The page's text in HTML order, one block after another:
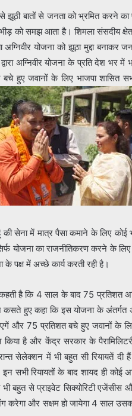
को समझ आता है। शिमला संसदीय
योजना को झूठा मुद्दा बनाकर
अग्निवीर योजना के प्रति देश भर में
हुए जवानों के लिए भाजपा शासित
सेना में मात्र पैसा कमाने के लिए कोई
योजना का राजनीतिकरण करने के
पक्ष में अच्छे कार्य करती रही है।
है कि 4 साल के बाद 75 प्रतिशत
कसते हुए कहा कि इस योजना के
और 75 प्रतिशत बचे हुए जवानों के
है और केंद्र सरकार के
सेलेक्शन में भी बहुत सी रियायतें
रियायतों के बाद शायद ही कोई
बहुत से प्राइवेट सिक्योरिटी एजेंसीस
करेगा और सक्षम हो जायेगा 4 साल